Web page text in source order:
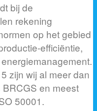
bij de
rekening
op het gebied
efficiëntie,
zijn wij al meer dan
en meest
50001.